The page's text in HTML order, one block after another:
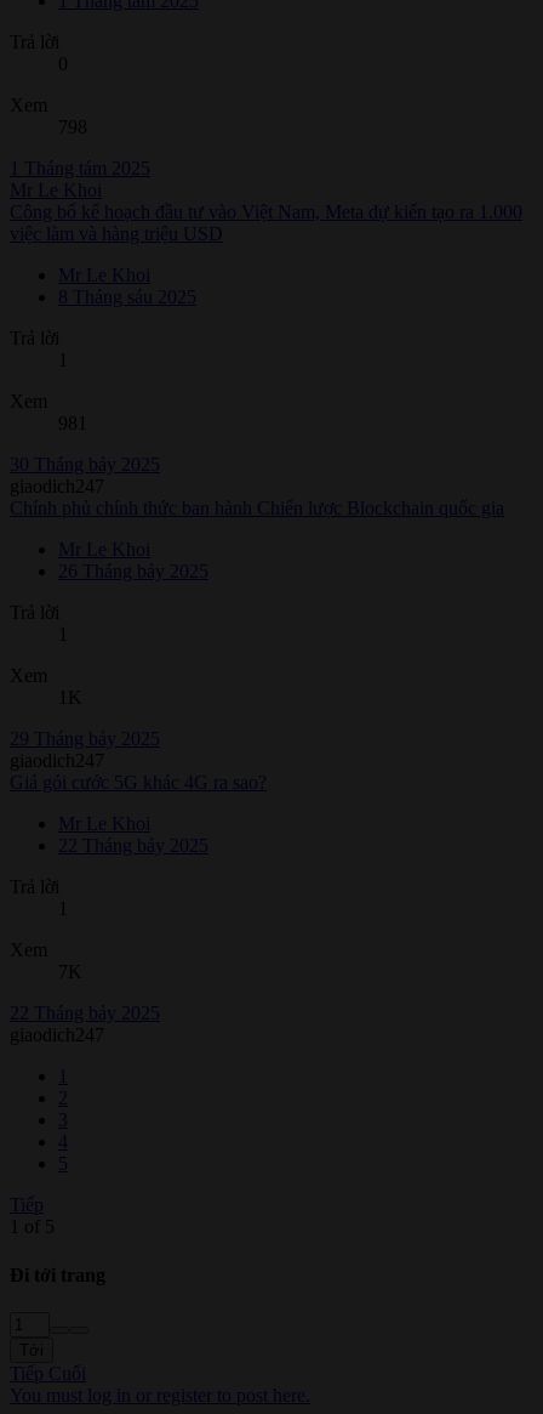
Trả lời
0
Xem
798
1 Tháng tám 2025
Mr Le Khoi
Công bố kế hoạch đầu tư vào Việt Nam, Meta dự kiến tạo ra 1.000
việc làm và hàng triệu USD
Mr Le Khoi
8 Tháng sáu 2025
Trả lời
Xem
981
30 Tháng bảy 2025
giaodich247
Chính phủ chính thức ban hành Chiến lược Blockchain quốc gia
Mr Le Khoi
26 Tháng bảy 2025
Trả lời
Xem
1K
29 Tháng bảy 2025
giaodich247
Giá gói cước 5G khác 4G ra sao?
Mr Le Khoi
22 Tháng bảy 2025
Trả lời
Xem
7K
22 Tháng bảy 2025
giaodich247
3
4
5
Tiếp
1 of 5
Đi tới trang
Tiếp Cuối
You must log in or register to post here.